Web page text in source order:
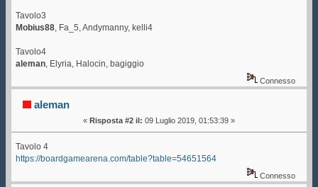
Tavolo3
Mobius88, Fa_5, Andymanny, kelli4
Tavolo4
aleman, Elyria, Halocin, bagiggio
Connesso
aleman
« Risposta #2 il: 09 Luglio 2019, 01:53:39 »
Tavolo 4
https://boardgamearena.com/table?table=54651564
Connesso